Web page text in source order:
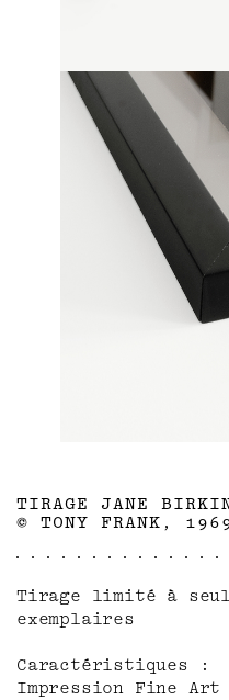
TIRAGE JANE
© TONY FRANK,
Tirage limité à
exemplaires
Caractéristiques :
Impression Fine